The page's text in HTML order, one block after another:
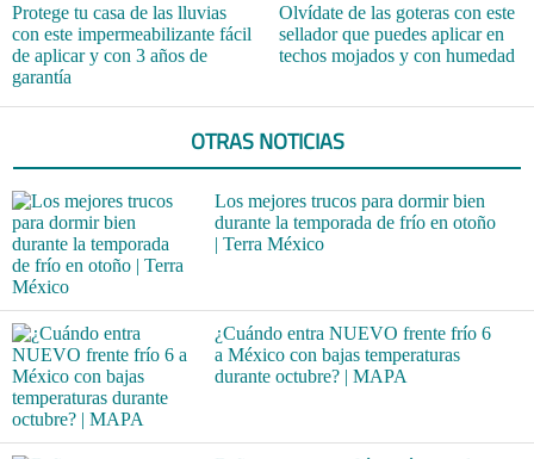
Protege tu casa de las lluvias
con este impermeabilizante fácil
de aplicar y con 3 años de
garantía
Olvídate de las goteras con este
sellador que puedes aplicar en
techos mojados y con humedad
OTRAS NOTICIAS
Los mejores trucos para dormir bien
durante la temporada de frío en otoño
| Terra México
¿Cuándo entra NUEVO frente frío 6
a México con bajas temperaturas
durante octubre? | MAPA